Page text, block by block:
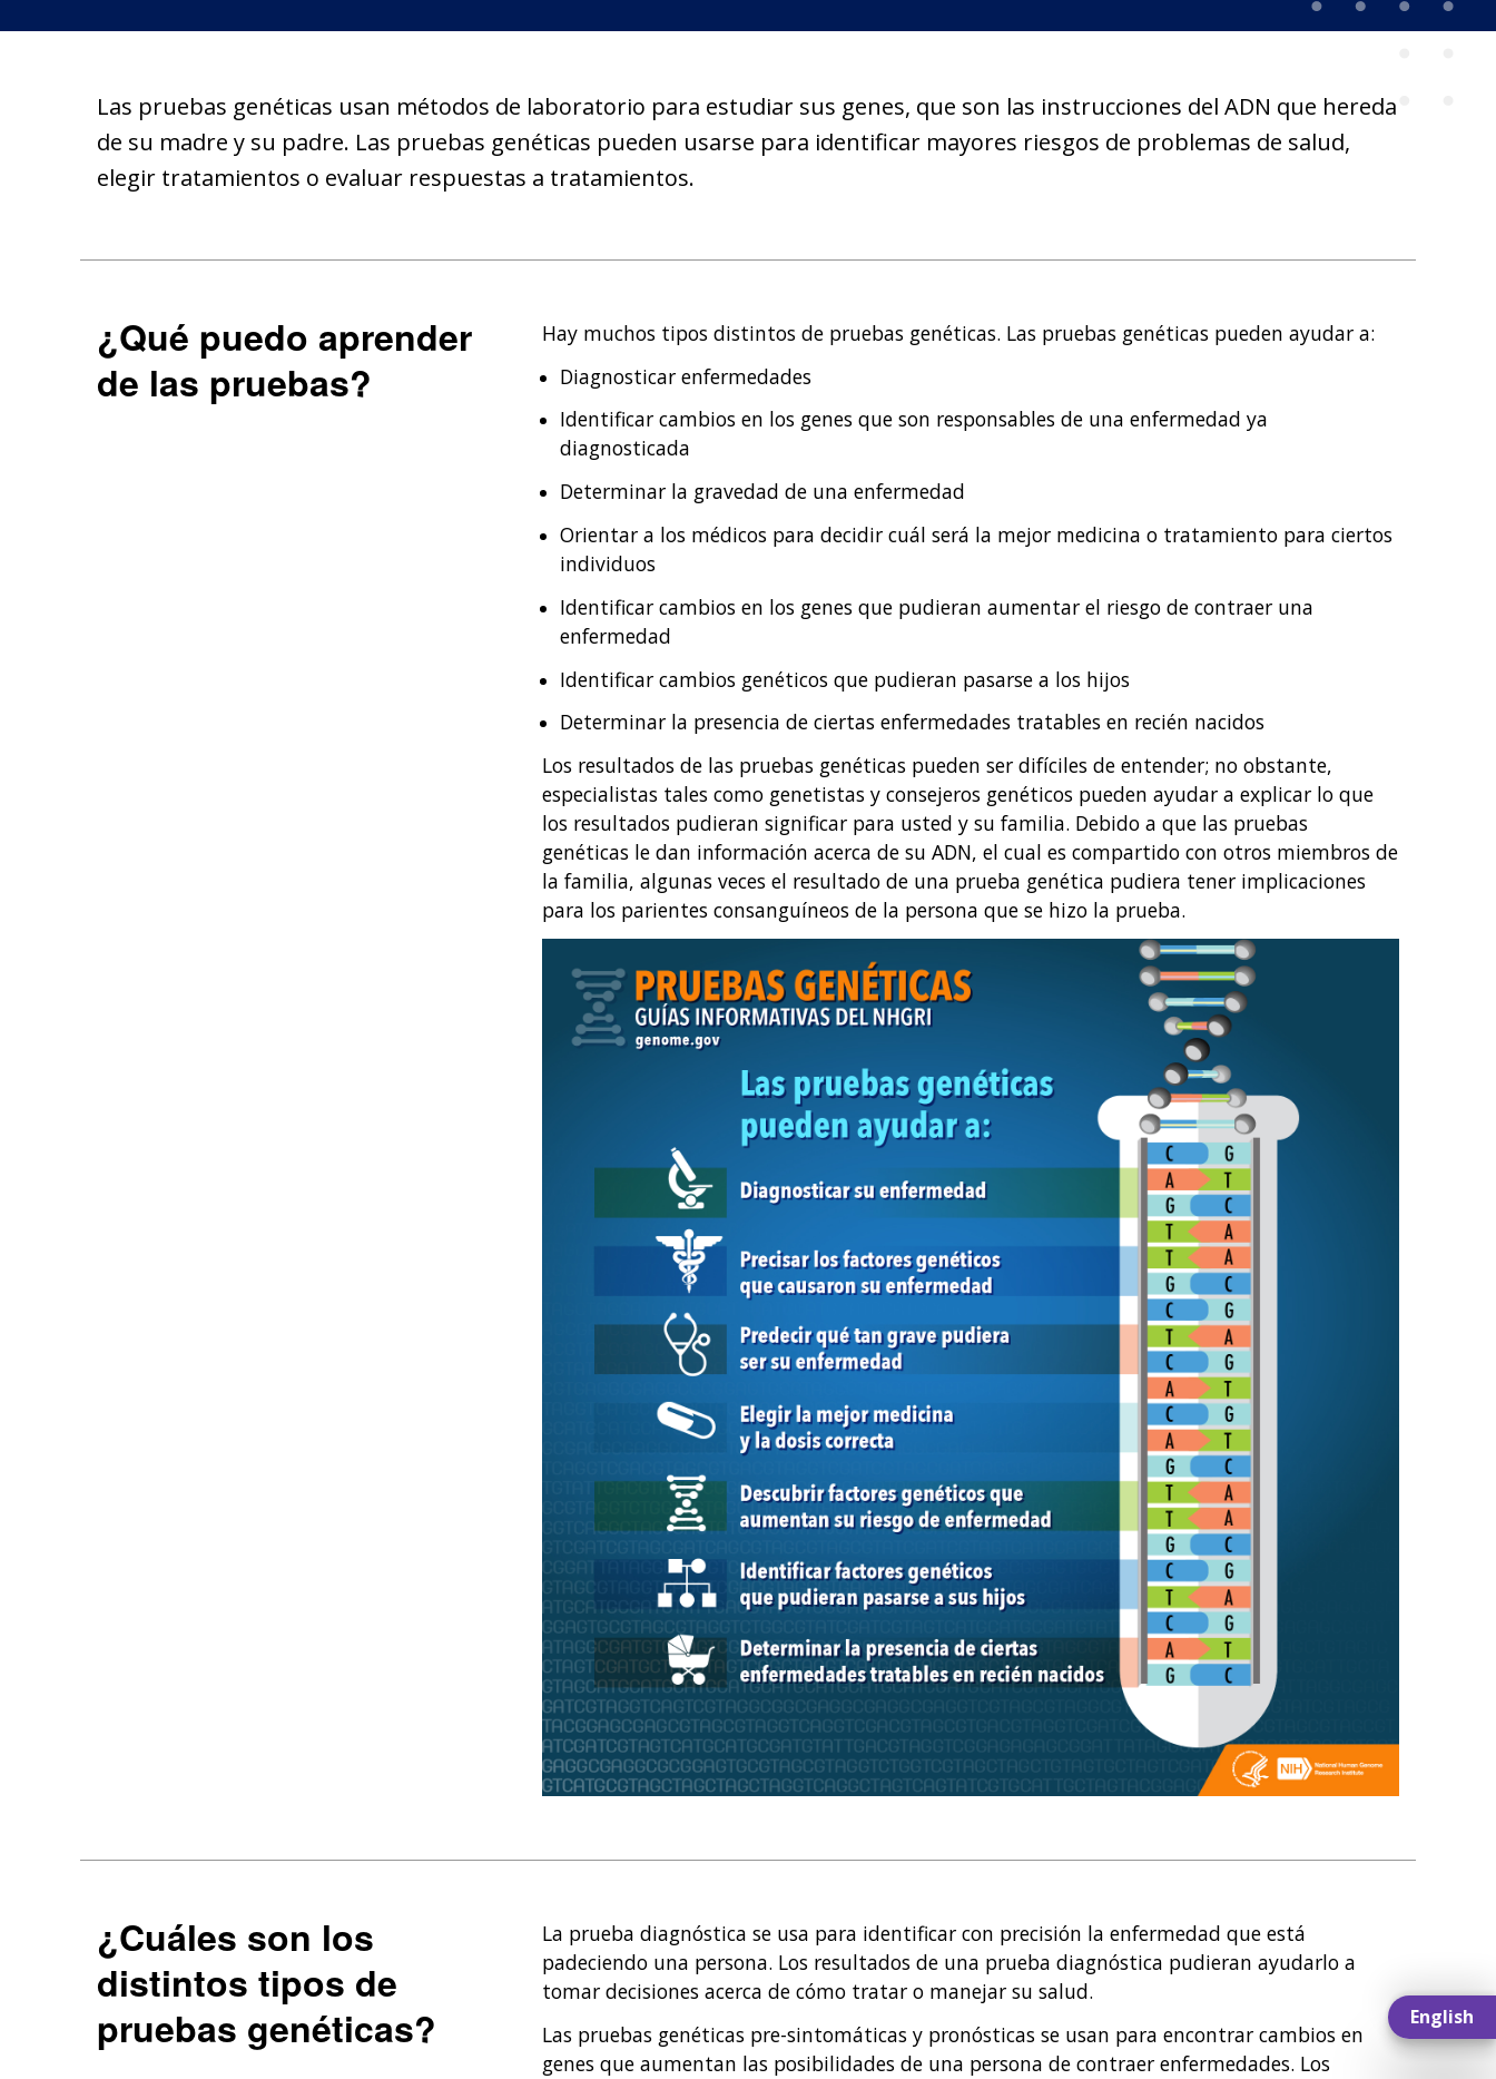
English
Las pruebas genéticas usan métodos de laboratorio para estudiar sus genes, que son las instrucciones del ADN que hereda
de su madre y su padre. Las pruebas genéticas pueden usarse para identificar mayores riesgos de problemas de salud,
elegir tratamientos o evaluar respuestas a tratamientos.
¿Qué puedo aprender
de las pruebas?
Hay muchos tipos distintos de pruebas genéticas. Las pruebas genéticas pueden ayudar a:
Diagnosticar enfermedades
Identificar cambios en los genes que son responsables de una enfermedad ya
diagnosticada
Determinar la gravedad de una enfermedad
Orientar a los médicos para decidir cuál será la mejor medicina o tratamiento para ciertos
individuos
Identificar cambios en los genes que pudieran aumentar el riesgo de contraer una
enfermedad
Identificar cambios genéticos que pudieran pasarse a los hijos
Determinar la presencia de ciertas enfermedades tratables en recién nacidos
Los resultados de las pruebas genéticas pueden ser difíciles de entender; no obstante,
especialistas tales como genetistas y consejeros genéticos pueden ayudar a explicar lo que
los resultados pudieran significar para usted y su familia. Debido a que las pruebas
genéticas le dan información acerca de su ADN, el cual es compartido con otros miembros de
la familia, algunas veces el resultado de una prueba genética pudiera tener implicaciones
para los parientes consanguíneos de la persona que se hizo la prueba.
¿Cuáles son los
distintos tipos de
pruebas genéticas?
La prueba diagnóstica se usa para identificar con precisión la enfermedad que está
padeciendo una persona. Los resultados de una prueba diagnóstica pudieran ayudarlo a
tomar decisiones acerca de cómo tratar o manejar su salud.
Las pruebas genéticas pre-sintomáticas y pronósticas se usan para encontrar cambios en
genes que aumentan las posibilidades de una persona de contraer enfermedades. Los